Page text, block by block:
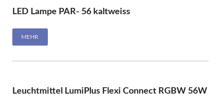
LED Lampe PAR- 56 kaltweiss
MEHR
Leuchtmittel LumiPlus Flexi Connect RGBW 56W